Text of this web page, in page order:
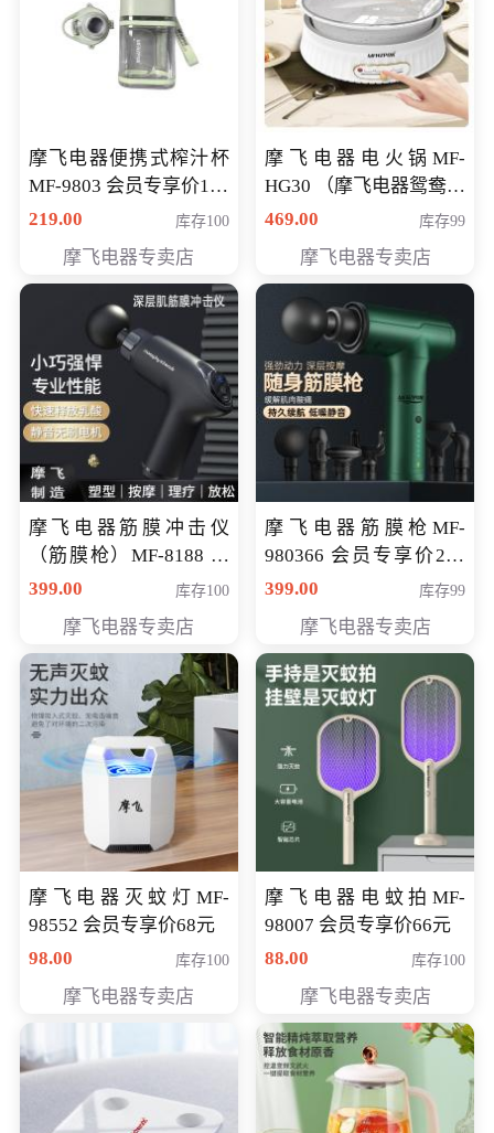
摩飞电器便携式榨汁杯
MF-9803 会员专享价138
元
219.00 库存100
摩飞电器专卖店
摩飞电器电火锅MF-
HG30 （摩飞电器鸳鸯锅
MF-HG30 ） 会员专享价
469.00 库存99
摩飞电器专卖店
摩飞电器筋膜冲击仪
（筋膜枪）MF-8188 会
员专享价268元
399.00 库存100
摩飞电器专卖店
摩飞电器筋膜枪MF-
980366 会员专享价299
元
399.00 库存99
摩飞电器专卖店
摩飞电器灭蚊灯MF-
98552 会员专享价68元
98.00
库存100
摩飞电器专卖店
摩飞电器电蚊拍MF-
98007 会员专享价66元
88.00
库存100
摩飞电器专卖店